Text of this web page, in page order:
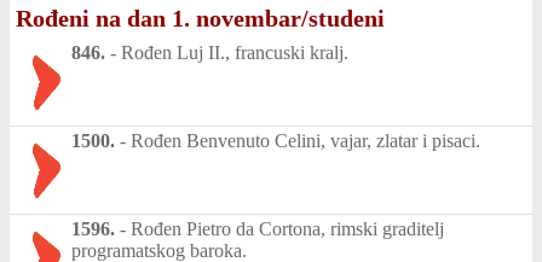
Rođeni na dan 1. novembar/studeni
846. - Rođen Luj II., francuski kralj.
1500. - Rođen Benvenuto Celini, vajar, zlatar i pisaci.
1596. - Rođen Pietro da Cortona, rimski graditelj
programatskog baroka.